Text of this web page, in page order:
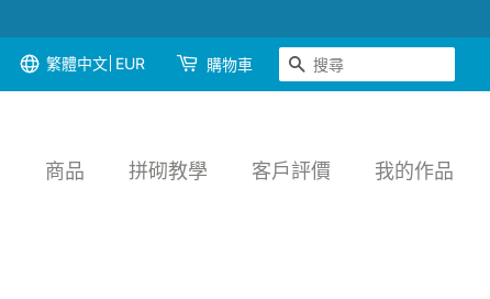
繁體中文 EUR 購物車 搜尋
商品 拼砌教學 客戶評價 我的作品